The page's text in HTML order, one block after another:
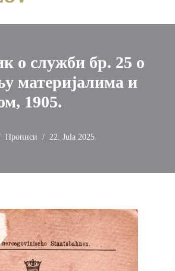
о служби бр. 25 о
материјалима и
1905.
Прописи 22. Jula 2025.